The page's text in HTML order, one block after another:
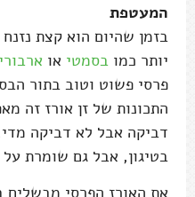
המעטפת
בזמן שהיום הוא קצת
יותר כמו בסמטי או
פרסי פשוט וטוב בתור
התכונות של זן אורז זה
דביקה אבל לא דביקה
בטיגון, אבל גם שומרת